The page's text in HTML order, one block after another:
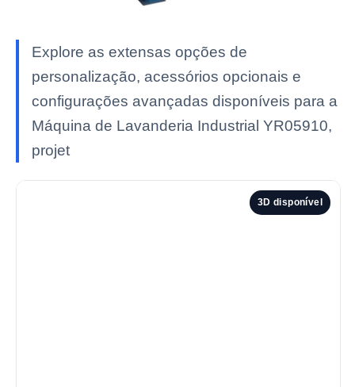
Explore as extensas opções de
personalização, acessórios opcionais e
configurações avançadas disponíveis para a
Máquina de Lavanderia Industrial YR05910,
projet
3D disponível